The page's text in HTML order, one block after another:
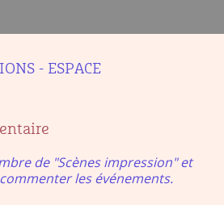
- ESPACE
de "Scènes impression" et
les événements.